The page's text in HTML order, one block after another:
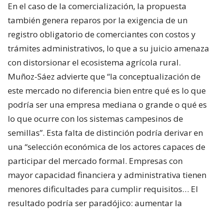
En el caso de la comercialización, la propuesta
también genera reparos por la exigencia de un
registro obligatorio de comerciantes con costos y
trámites administrativos, lo que a su juicio amenaza
con distorsionar el ecosistema agrícola rural.
Muñoz-Sáez advierte que “la conceptualización de
este mercado no diferencia bien entre qué es lo que
podría ser una empresa mediana o grande o qué es
lo que ocurre con los sistemas campesinos de
semillas”. Esta falta de distinción podría derivar en
una “selección económica de los actores capaces de
participar del mercado formal. Empresas con
mayor capacidad financiera y administrativa tienen
menores dificultades para cumplir requisitos… El
resultado podría ser paradójico: aumentar la